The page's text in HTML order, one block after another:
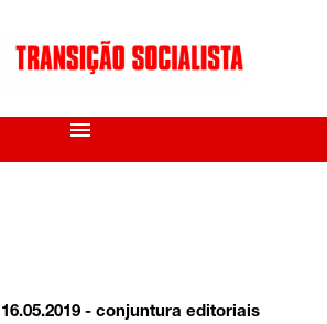
menu
16.05.2019 -conjuntura editoriais